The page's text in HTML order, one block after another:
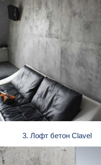
3. Лофт бетон Clavel